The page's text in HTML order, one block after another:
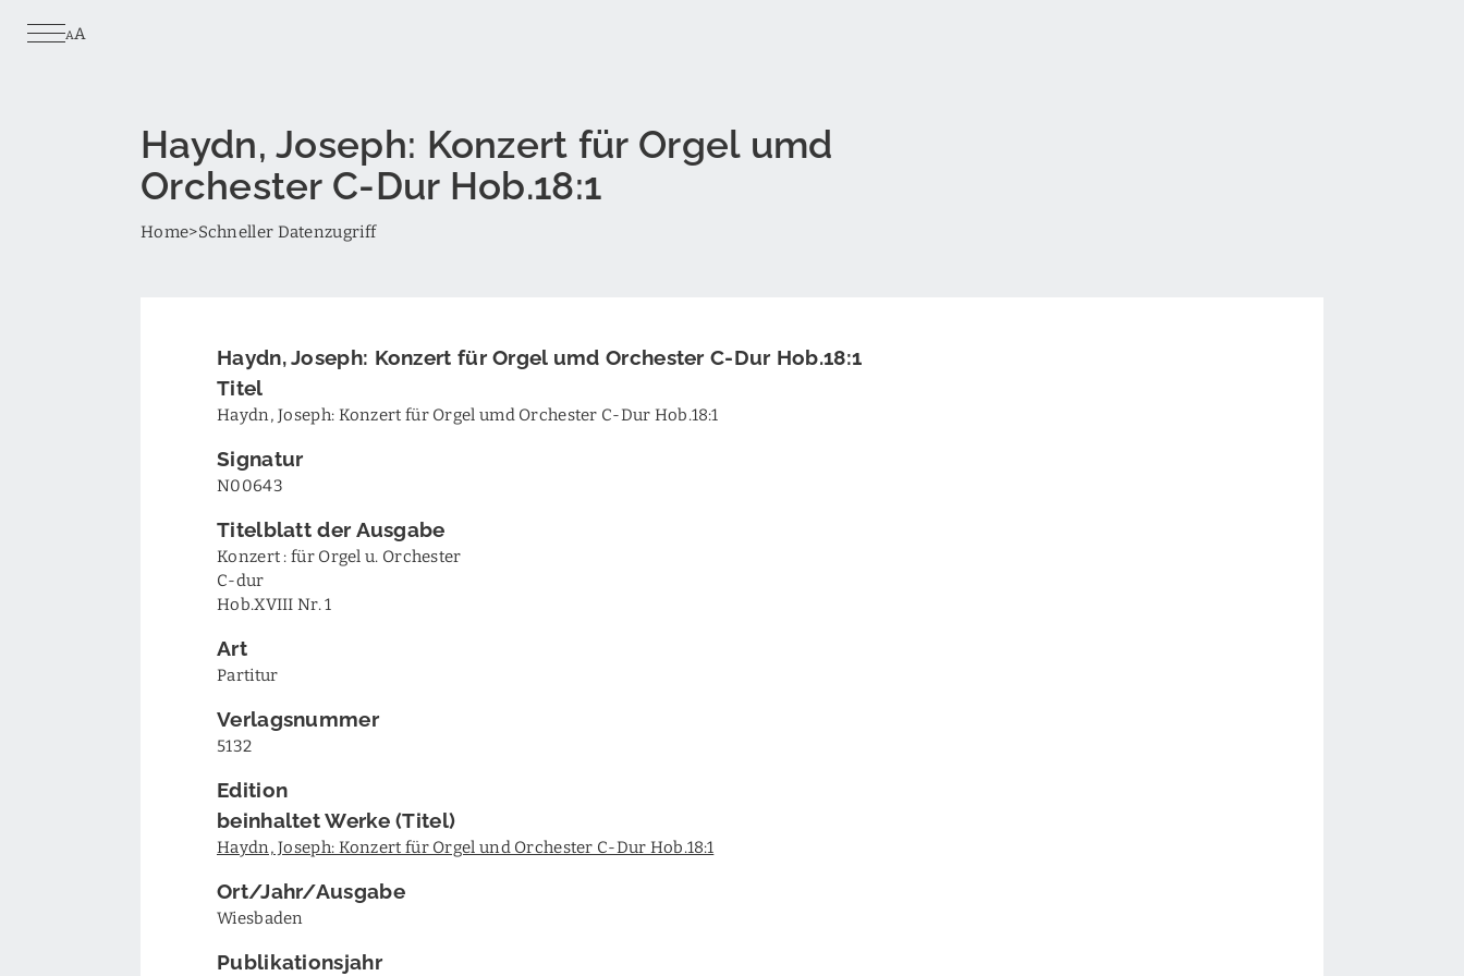
AA
Haydn, Joseph: Konzert für Orgel umd
Orchester C-Dur Hob.18:1
Breadcrumb
Home Schneller Datenzugriff
Haydn, Joseph: Konzert für Orgel umd Orchester C-Dur Hob.18:1
Titel
Haydn, Joseph: Konzert für Orgel umd Orchester C-Dur Hob.18:1
Signatur
N00643
Titelblatt der Ausgabe
Konzert : für Orgel u. Orchester
C-dur
Hob.XVIII Nr. 1
Art
Partitur
Verlagsnummer
5132
Edition
beinhaltet Werke (Titel)
Haydn, Joseph: Konzert für Orgel und Orchester C-Dur Hob.18:1
Ort/Jahr/Ausgabe
Wiesbaden
Publikationsjahr